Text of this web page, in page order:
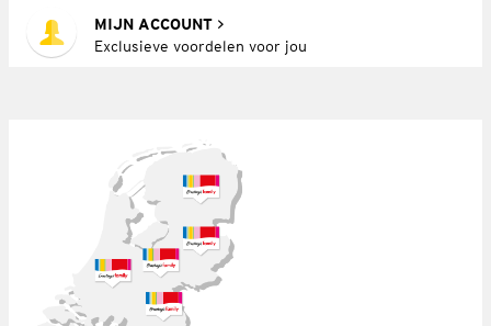
MIJN ACCOUNT
Exclusieve voordelen voor jou